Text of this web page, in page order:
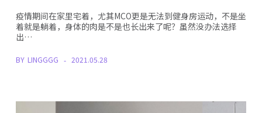
疫情期间在家里宅着，尤其MCO更是无法到健身房运动，不是坐
着就是躺着，身体的肉是不是也长出来了呢？虽然没办法选择
出…
BY LINGGGG 2021.05.28